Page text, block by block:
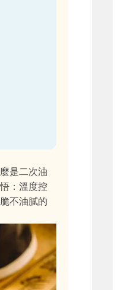
是二次油
：溫度控
不油膩的